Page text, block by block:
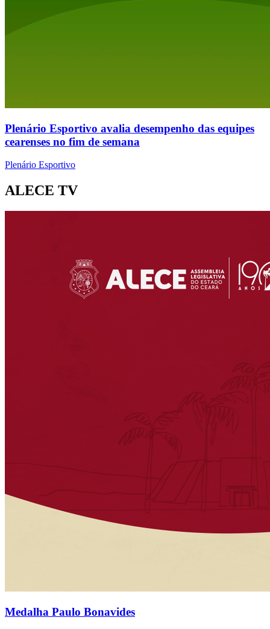
Plenário Esportivo avalia desempenho das equipes
cearenses no fim de semana
Plenário Esportivo
ALECE TV
Medalha Paulo Bonavides